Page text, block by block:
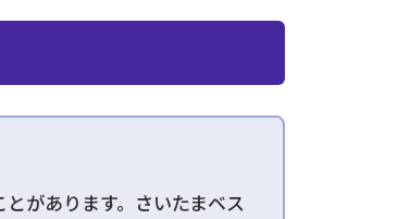
があります。さいたまベス